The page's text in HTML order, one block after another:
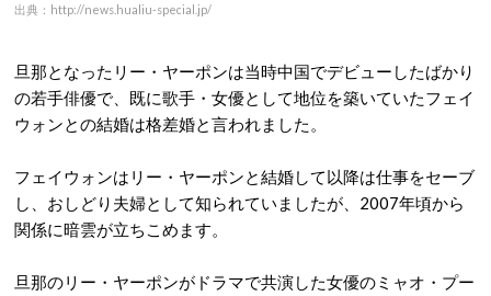
出典：http://news.hualiu-special.jp/
旦那となったリー・ヤーポンは当時中国でデビューしたばかり
の若手俳優で、既に歌手・女優として地位を築いていたフェイ
ウォンとの結婚は格差婚と言われました。
フェイウォンはリー・ヤーポンと結婚して以降は仕事をセーブ
し、おしどり夫婦として知られていましたが、2007年頃から
関係に暗雲が立ちこめます。
旦那のリー・ヤーポンがドラマで共演した女優のミャオ・プー